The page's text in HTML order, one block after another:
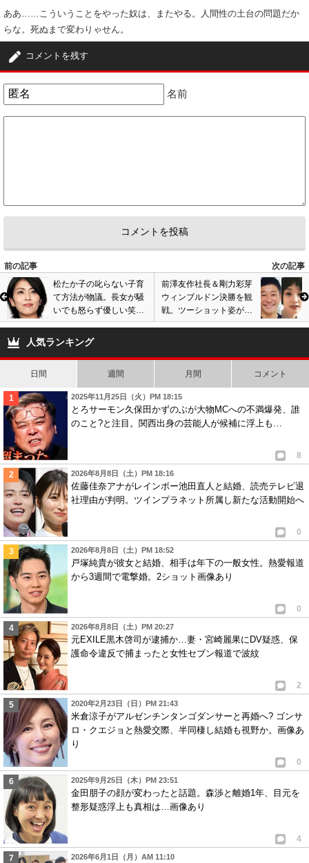
ああ……こういうことをやった奴は、またやる。人間性の土台の問題だか
らな。死ぬまで変わりゃせん。
アキナ好きだから、ちょっとショック😨
1 8
秋山は必死に自分のイメージ回復しようとしているね。
だけど一旦ネットにさらされた内容は簡単には消えないですよね。
無駄な努力です。
塚本麻里衣もおバカの極み、担当している報道番組「キャスト」で芸能コ
ーナー担当していて、過去にベッキーや宮崎がlineのやり取りを第三者
に暴露された事学習していないのかな。自分の仕事に矜持と責任感、
こんな上半身裸のふざけた写真が世間にさらされたらどうなるのか想定
する能力の無いバカ女をいつまでも使い続ける大阪朝日放送の判断能力
も甚だ疑問。こんな二人の結婚式を祝っている人達にも辟易とします。
12 0
メル〇リ ( 2019年8月24日 9:25 PM )
結婚式の使用品(ドレス、ブーケ、ブライダル下着まで笑)
フリマアプリで転売しまくりですね笑
この写真のドレスもブートニアも笑笑
そもそもセカンドオーナーなんだ
芸能人夫婦も色々大変だね！
コメントを残す
名前
前の記事
次の記事
松たか子の叱らない子育
て方法が物議。長女が騒
いでも怒らず優しい笑
顔、子供に甘過ぎるの声
が…ネットでも否定的な
前澤友作社長＆剛力彩芽
ウィンブルドン決勝を観
戦。ツーショット姿が写
り込み、公式SNSやデイ
人気ランキング
日間 週間 月間 コメント
2025年11月25日（火）PM 18:15
とろサーモン久保田かずのぶが大物MCへの不満爆発、誰
のこと?と注目。関西出身の芸能人が候補に浮上も…
8
2026年8月8日（土）PM 18:16
佐藤佳奈アナがレインボー池田直人と結婚、読売テレビ退
社理由が判明。ツインプラネット所属し新たな活動開始へ
0
2026年8月8日（土）PM 18:52
戸塚純貴が彼女と結婚、相手は年下の一般女性。熱愛報道
から3週間で電撃婚。2ショット画像あり
0
2026年8月8日（土）PM 20:27
元EXILE黒木啓司が逮捕か…妻・宮崎麗果にDV疑惑、保
護命令違反で捕まったと女性セブン報道で波紋
2
2020年2月23日（日）PM 21:43
米倉涼子がアルゼンチンタンゴダンサーと再婚へ? ゴンサ
ロ・クエジョと熱愛交際、半同棲し結婚も視野か。画像あ
り
0
2025年9月25日（木）PM 23:51
金田朋子の顔が変わったと話題。森渉と離婚1年、目元を
整形疑惑浮上も真相は…画像あり
4
2026年6月1日（月）AM 11:10